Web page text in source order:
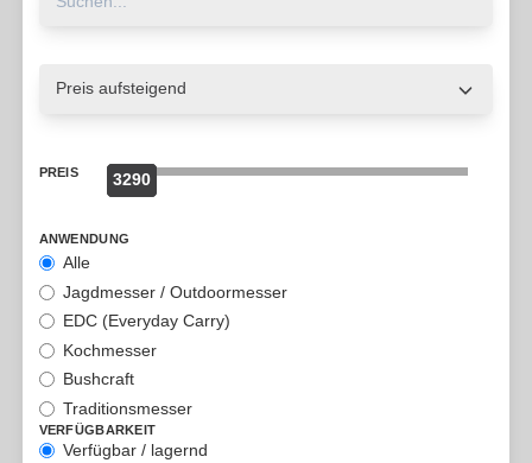
PREIS 0
3290
ANWENDUNG
Alle
Jagdmesser / Outdoormesser
EDC (Everyday Carry)
Kochmesser
Bushcraft
Traditionsmesser
VERFÜGBARKEIT
Verfügbar / lagernd